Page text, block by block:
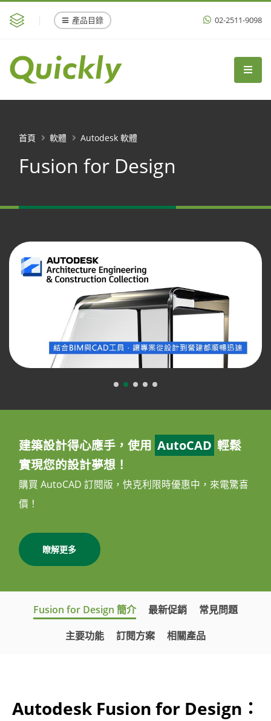
產品目錄 02-2511-9098
Fusion for Design
首頁 軟體 Autodesk 軟體
建築設計得心應手，使用 AutoCAD 輕鬆
實現您的設計夢想！
購買 AutoCAD 訂閱版，快克利限時優惠中，來電驚喜
價！
瞭解更多
Fusion for Design 簡介 最新促銷
常見問題
主要功能
訂閱方案 相關產品
Autodesk Fusion for Design：